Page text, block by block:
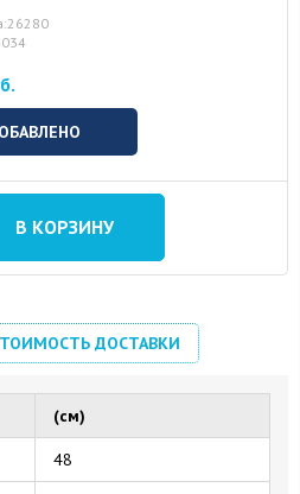
В КОРЗИНУ
ДОСТАВКИ
(см)
48